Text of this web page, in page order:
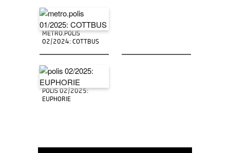
METRO.POLIS
02/2024: COTTBUS
POLIS 02/2025:
EUPHORIE